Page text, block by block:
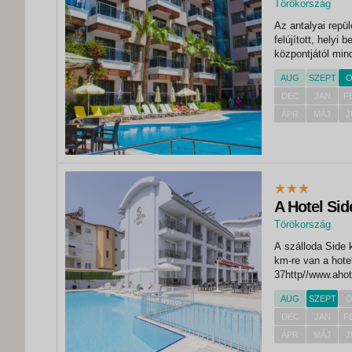
Törökország
Side
Az antalyai
felújított, helyi
központjától
lassan mélyülő
írva...
AUG SZEPT
DEC
JAN
ÁPR
MÁJ
A Hotel
Törökország
Side
A szálloda Side
km-re van a
37http//
m2kültéri
ellenében)Wi-Fi
AUG SZEPT
DEC
JAN
ÁPR
MÁJ